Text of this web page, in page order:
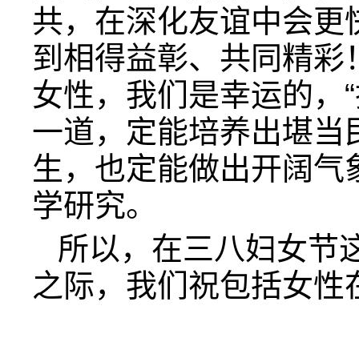
共，在深化友谊中会更
到相得益彰、共同精
女性，我们是幸运的，
一道，定能培养出堪当
生，也定能做出开阔
学研究。
所以，在三八妇女节
之际，我们祝包括女